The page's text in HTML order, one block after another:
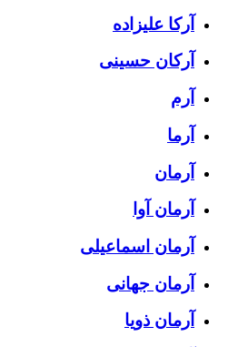
آرکا علیزاده
آرکان حسینی
آرم
آرما
آرمان
آرمان آوا
آرمان اسماعیلی
آرمان جهانی
آرمان ذویا